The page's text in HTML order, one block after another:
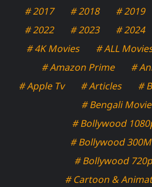
# 2017
# 2018 # 2019
# 2022
# 2023 # 2024
# 4K Movies
# ALL
# Amazon Prime
#
# Apple Tv
# Articles
#
# Bengali
# Bollywood
# Bollywood
# Bollywood
# Cartoon &